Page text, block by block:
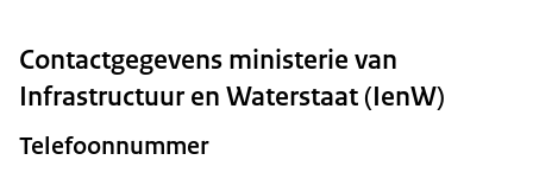
Contactgegevens ministerie van
Infrastructuur en Waterstaat (IenW)
Telefoonnummer